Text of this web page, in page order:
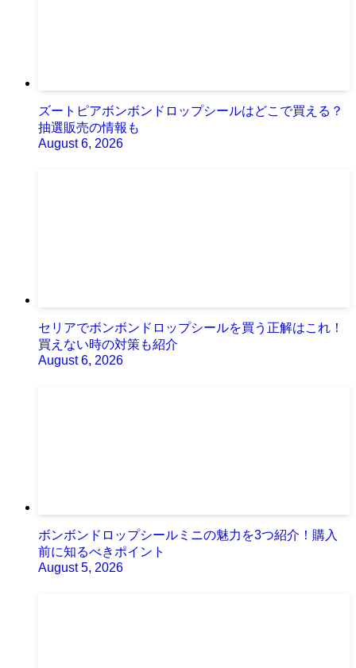
ズートピアボンボンドロップシールはどこで買える？
抽選販売の情報も
August 6, 2026
セリアでボンボンドロップシールを買う正解はこれ！
買えない時の対策も紹介
August 6, 2026
ボンボンドロップシールミニの魅力を3つ紹介！購入
前に知るべきポイント
August 5, 2026